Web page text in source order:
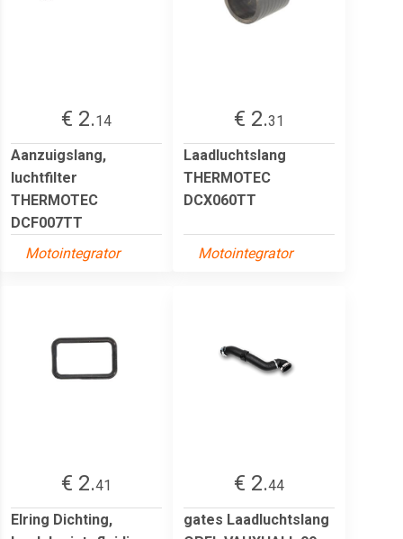
€ 2.14
Aanzuigslang,
luchtfilter
THERMOTEC
DCF007TT
Motointegrator
€ 2.31
Laadluchtslang
THERMOTEC
DCX060TT
Motointegrator
€ 2.41
Elring Dichting,
€ 2.44
gates Laadluchtslang